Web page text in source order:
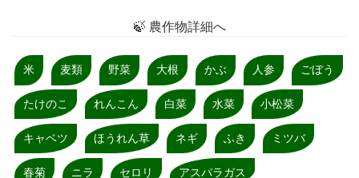
🍃 農作物詳細へ
米 麦類 野菜 大根 かぶ 人参 ごぼう
たけのこ れんこん 白菜 水菜 小松菜
キャベツ ほうれん草 ネギ ふき ミツバ
春菊 ニラ セロリ アスパラガス